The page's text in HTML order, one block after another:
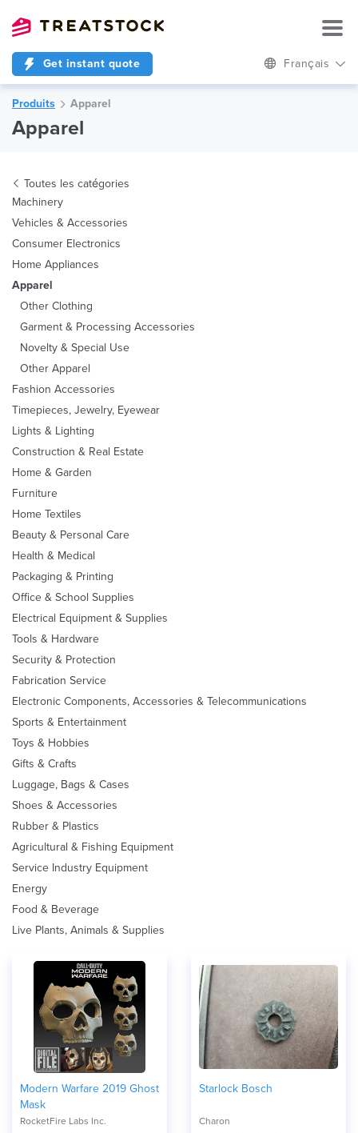
Get instant quote Français
Produits Apparel
Apparel
Toutes les catégories
Machinery
Vehicles & Accessories
Consumer Electronics
Home Appliances
Apparel
Other Clothing
Garment & Processing Accessories
Novelty & Special Use
Other Apparel
Fashion Accessories
Timepieces, Jewelry, Eyewear
Lights & Lighting
Construction & Real Estate
Home & Garden
Furniture
Home Textiles
Beauty & Personal Care
Health & Medical
Packaging & Printing
Office & School Supplies
Electrical Equipment & Supplies
Tools & Hardware
Security & Protection
Fabrication Service
Electronic Components, Accessories & Telecommunications
Sports & Entertainment
Toys & Hobbies
Gifts & Crafts
Luggage, Bags & Cases
Shoes & Accessories
Rubber & Plastics
Agricultural & Fishing Equipment
Service Industry Equipment
Energy
Food & Beverage
Live Plants, Animals & Supplies
Modern Warfare 2019 Ghost
Mask
RocketFire Labs Inc.
Starlock Bosch
Charon